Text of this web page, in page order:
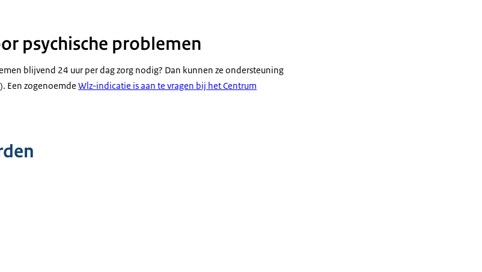
psychische problemen
blijvend 24 uur per dag zorg nodig? Dan kunnen ze ondersteuning
Een zogenoemde Wlz-indicatie is aan te vragen bij het Centrum